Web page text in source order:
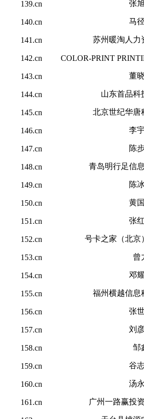
139.cn 张
140.cn 马
141.cn 苏州暖淘人力
142.cn COLOR-PRINT
143.cn 董
144.cn 山东首品科
145.cn 北京世纪华唐
146.cn 李
147.cn 陈
148.cn 青岛明行足信
149.cn 陈
150.cn 黄
151.cn 张
152.cn 号卡之家（北京
153.cn 曾
154.cn 邓
155.cn 福州横越信息
156.cn 张
157.cn 刘
158.cn 邹
159.cn 谷
160.cn 汤
161.cn 广州一路赢投